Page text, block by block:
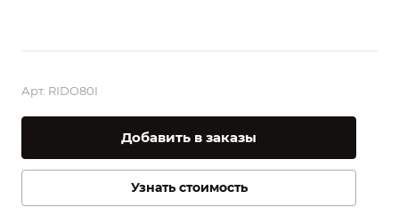
Арт. RIDO80I
Добавить в заказы
Узнать стоимость